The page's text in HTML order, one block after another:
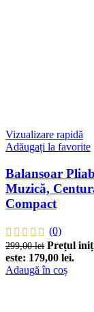
Vizualizare rapidă
Adăugați la favorite
Balansoar
Muzică,
Compact
(0)
299,00lei Prețul
este: 179,00 lei.
Adaugă în coș